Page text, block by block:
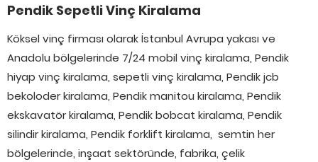
Pendik Sepetli Vinç Kiralama
Köksel vinç firması olarak İstanbul Avrupa yakası ve
Anadolu bölgelerinde 7/24 mobil vinç kiralama, Pendik
hiyap vinç kiralama, sepetli vinç kiralama, Pendik jcb
bekoloder kiralama, Pendik manitou kiralama, Pendik
ekskavatör kiralama, Pendik bobcat kiralama, Pendik
silindir kiralama, Pendik forklift kiralama, semtin her
bölgelerinde, inşaat sektöründe, fabrika, çelik